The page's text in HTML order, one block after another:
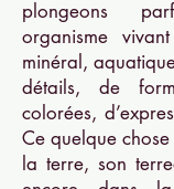
plongeons
organisme
minéral,
détails, de
colorées,
Ce quelque
la terre, son